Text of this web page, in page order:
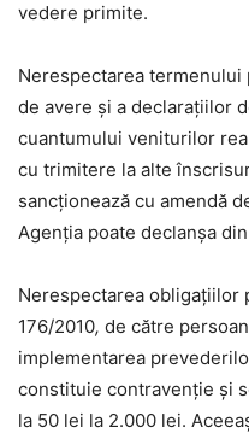
vedere primite.
Nerespectarea
de avere și a declarațiilor
cuantumului veniturilor
cu trimitere la alte
sancționează cu amendă
Agenția poate declanșa
Nerespectarea obligaţiilor
176/2010, de către
implementarea
constituie contravenţie şi
la 50 lei la 2.000 lei.